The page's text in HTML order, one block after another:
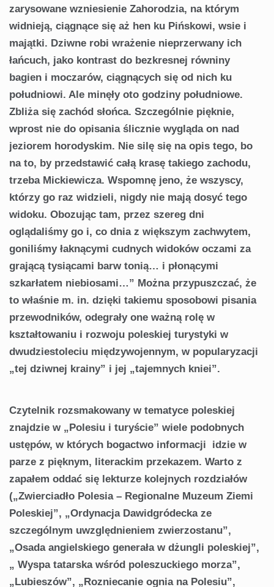
zarysowane wzniesienie Zahorodzia, na którym
widnieją, ciągnące się aż hen ku Pińskowi, wsie i
majątki. Dziwne robi wrażenie nieprzerwany ich
łańcuch, jako kontrast do bezkresnej równiny
bagien i moczarów, ciągnących się od nich ku
południowi. Ale minęły oto godziny południowe.
Zbliża się zachód słońca. Szczególnie pięknie,
wprost nie do opisania ślicznie wygląda on nad
jeziorem horodyskim. Nie silę się na opis tego, bo
na to, by przedstawić całą krasę takiego zachodu,
trzeba Mickiewicza. Wspomnę jeno, że wszyscy,
którzy go raz widzieli, nigdy nie mają dosyć tego
widoku. Obozując tam, przez szereg dni
oglądaliśmy go i, co dnia z większym zachwytem,
goniliśmy łaknącymi cudnych widoków oczami za
grającą tysiącami barw tonią… i płonącymi
szkarłatem niebiosami…” Można przypuszczać, że
to właśnie m. in. dzięki takiemu sposobowi pisania
przewodników, odegrały one ważną rolę w
kształtowaniu i rozwoju poleskiej turystyki w
dwudziestoleciu międzywojennym, w popularyzacji
„tej dziwnej krainy” i jej „tajemnych kniei”.
Czytelnik rozsmakowany w tematyce poleskiej
znajdzie w „Polesiu i turyście” wiele podobnych
ustępów, w których bogactwo informacji idzie w
parze z pięknym, literackim przekazem. Warto z
zapałem oddać się lekturze kolejnych rozdziałów
(„Zwierciadło Polesia – Regionalne Muzeum Ziemi
Poleskiej”, „Ordynacja Dawidgródecka ze
szczególnym uwzględnieniem zwierzostanu”,
„Osada angielskiego generała w dżungli poleskiej”,
„ Wyspa tatarska wśród poleszuckiego morza”,
„Lubieszów”, „Rozniecanie ognia na Polesiu”,